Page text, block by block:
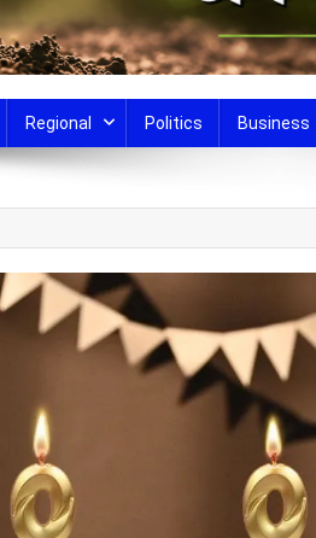
Regional Politics Business